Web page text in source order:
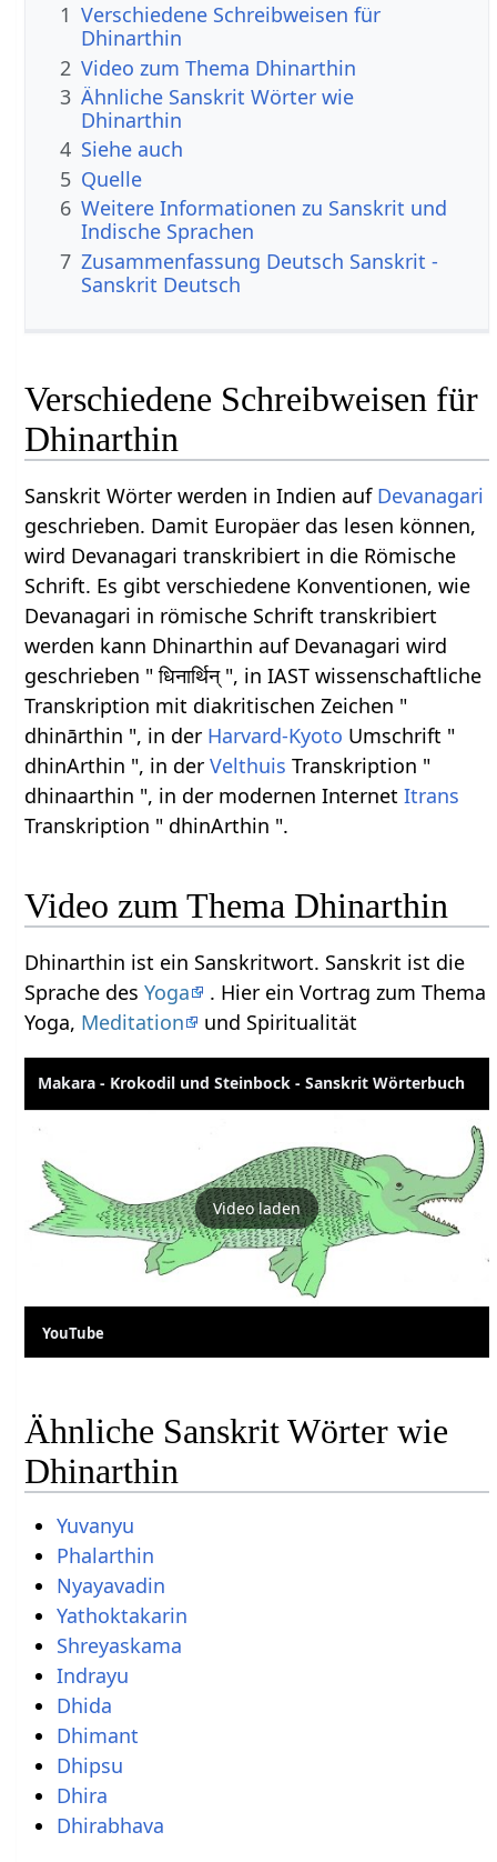
1 Verschiedene Schreibweisen für
Dhinarthin
2 Video zum Thema Dhinarthin
3 Ähnliche Sanskrit Wörter wie
Dhinarthin
4 Siehe auch
5 Quelle
6 Weitere Informationen zu Sanskrit und
Indische Sprachen
7 Zusammenfassung Deutsch Sanskrit -
Sanskrit Deutsch
Verschiedene Schreibweisen für
Dhinarthin
Sanskrit Wörter werden in Indien auf Devanagari
geschrieben. Damit Europäer das lesen können,
wird Devanagari transkribiert in die Römische
Schrift. Es gibt verschiedene Konventionen, wie
Devanagari in römische Schrift transkribiert
werden kann Dhinarthin auf Devanagari wird
geschrieben " धिनार्थिन् ", in IAST wissenschaftliche
Transkription mit diakritischen Zeichen "
dhinārthin ", in der Harvard-Kyoto Umschrift "
dhinArthin ", in derVelthuis Transkription "
dhinaarthin ", in der modernen InternetItrans
Transkription " dhinArthin ".
Video zum Thema Dhinarthin
Dhinarthin ist ein Sanskritwort. Sanskrit ist die
Sprache desYoga
. Hier ein Vortrag zum Thema
Yoga, Meditation und Spiritualität
Makara - Krokodil und Steinbock - Sanskrit Wörterbuch
Video laden
YouTube
Ähnliche Sanskrit Wörter wie
Dhinarthin
Yuvanyu
Phalarthin
Nyayavadin
Yathoktakarin
Shreyaskama
Indrayu
Dhida
Dhimant
Dhipsu
Dhira
Dhirabhava